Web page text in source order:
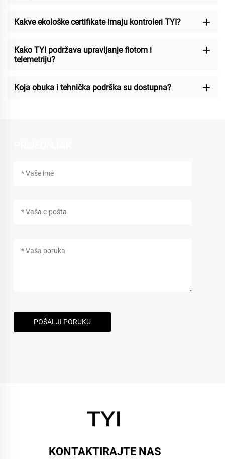
Kakve ekološke certifikate imaju kontroleri TYI?
Kako TYI podržava upravljanje flotom i
telemetriju?
Koja obuka i tehnička podrška su dostupna?
POŠALJI PORUKU
KONTAKTIRAJTE NAS